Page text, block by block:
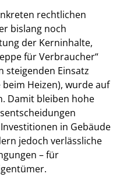
rechtlichen
bislang noch
der Kerninhalte,
für Verbraucher“
steigenden Einsatz
Heizen), wurde auf
Damit bleiben hohe
in Gebäude
jedoch verlässliche
– für